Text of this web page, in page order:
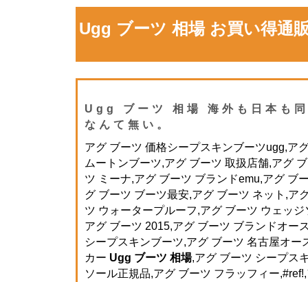
Ugg ブーツ 相場 お買い得通
Ugg ブーツ 相場 海外も日本も
なんて無い。
アグ ブーツ 価格シープスキンブーツugg,ア
ムートンブーツ,アグ ブーツ 取扱店舗,アグ
ツ ミーナ,アグ ブーツ ブランドemu,アグ ブ
グ ブーツ ブーツ最安,アグ ブーツ ネット,ア
ツ ウォータープルーフ,アグ ブーツ ウェッ
アグ ブーツ 2015,アグ ブーツ ブランドオー
シープスキンブーツ,アグ ブーツ 名古屋オー
カー Ugg ブーツ 相場,アグ ブーツ シープス
ソール正規品,アグ ブーツ フラッフィー